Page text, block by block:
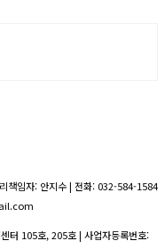
책임자: 안지수 | 전화: 032-584-1584
터 105호, 205호 | 사업자등록번호: